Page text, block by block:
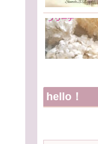
hello！